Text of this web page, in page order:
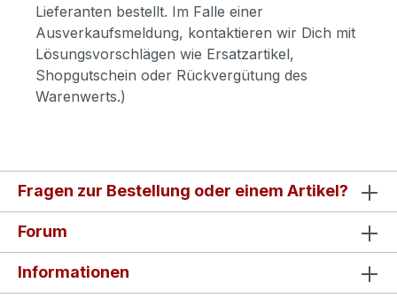
Lieferanten bestellt. Im Falle einer
Ausverkaufsmeldung, kontaktieren wir Dich mit
Lösungsvorschlägen wie Ersatzartikel,
Shopgutschein oder Rückvergütung des
Warenwerts.)
Fragen zur Bestellung oder einem Artikel?
Forum
Informationen